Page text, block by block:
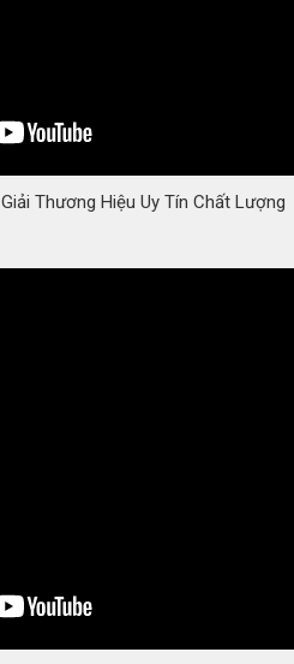
Thương Hiệu Uy Tín Chất Lượng